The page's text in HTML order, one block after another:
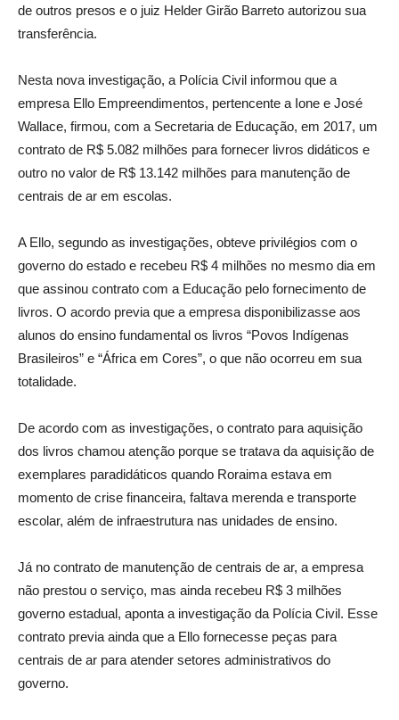
de outros presos e o juiz Helder Girão Barreto autorizou sua
transferência.
Nesta nova investigação, a Polícia Civil informou que a
empresa Ello Empreendimentos, pertencente a Ione e José
Wallace, firmou, com a Secretaria de Educação, em 2017, um
contrato de R$ 5.082 milhões para fornecer livros didáticos e
outro no valor de R$ 13.142 milhões para manutenção de
centrais de ar em escolas.
A Ello, segundo as investigações, obteve privilégios com o
governo do estado e recebeu R$ 4 milhões no mesmo dia em
que assinou contrato com a Educação pelo fornecimento de
livros. O acordo previa que a empresa disponibilizasse aos
alunos do ensino fundamental os livros “Povos Indígenas
Brasileiros” e “África em Cores”, o que não ocorreu em sua
totalidade.
De acordo com as investigações, o contrato para aquisição
dos livros chamou atenção porque se tratava da aquisição de
exemplares paradidáticos quando Roraima estava em
momento de crise financeira, faltava merenda e transporte
escolar, além de infraestrutura nas unidades de ensino.
Já no contrato de manutenção de centrais de ar, a empresa
não prestou o serviço, mas ainda recebeu R$ 3 milhões
governo estadual, aponta a investigação da Polícia Civil. Esse
contrato previa ainda que a Ello fornecesse peças para
centrais de ar para atender setores administrativos do
governo.